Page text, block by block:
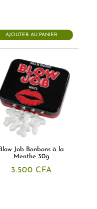
AJOUTER AU PANIER
Blow Job Bonbons à la
Menthe 30g
3.500 CFA